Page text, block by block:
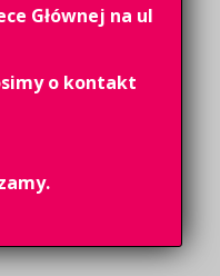
Głównej na ul
o kontakt